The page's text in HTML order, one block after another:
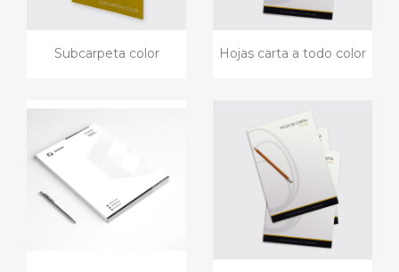
Subcarpeta color Hojas carta a todo color